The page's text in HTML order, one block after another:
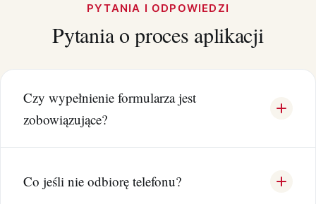
PYTANIA I ODPOWIEDZI
Pytania o proces aplikacji
Czy wypełnienie formularza jest
zobowiązujące?
Co jeśli nie odbiorę telefonu?